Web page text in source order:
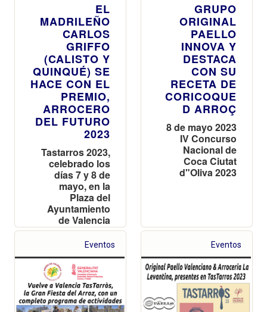
EL
MADRILEÑO
CARLOS
GRIFFO
(CALISTO Y
QUINQUÉ) SE
HACE CON EL
PREMIO,
ARROCERO
DEL FUTURO
2023
Tastarros 2023,
celebrado los
días 7 y 8 de
mayo, en la
Plaza del
Ayuntamiento
de Valencia
GRUPO
ORIGINAL
PAELLO
INNOVA Y
DESTACA
CON SU
RECETA DE
CORICOQUE
D ARROÇ
8 de mayo 2023
IV Concurso
Nacional de
Coca Ciutat
d"Oliva 2023
Eventos Eventos